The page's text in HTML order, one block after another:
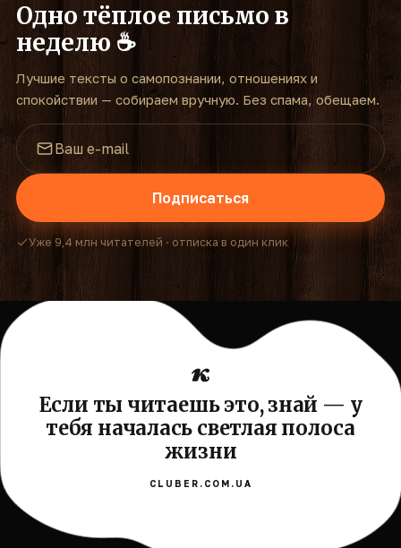
Одно тёплое письмо в
неделю ☕
Лучшие тексты о самопознании, отношениях и
спокойствии — собираем вручную. Без спама, обещаем.
Подписаться
Уже 9,4 млн читателей · отписка в один клик
Если ты читаешь это, знай — у
тебя началась светлая полоса
жизни
CLUBER.COM.UA